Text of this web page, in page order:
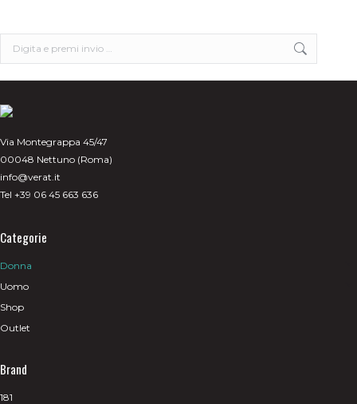
scelte
nella
pagina
Via Montegrappa 45/47
00048 Nettuno (Roma)
info@verat.it
Tel +39 06 45 663 636
Categorie
Donna
Uomo
Shop
Outlet
Brand
181